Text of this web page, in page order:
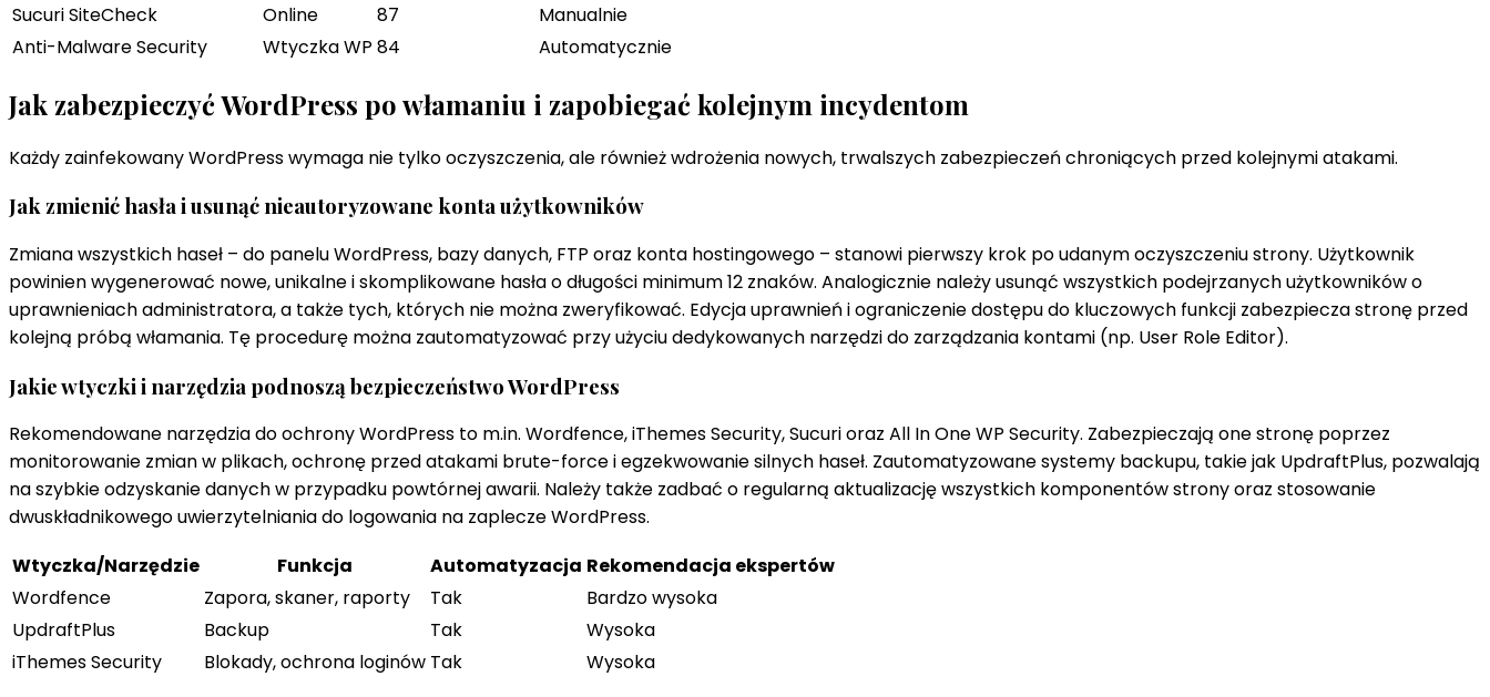
Sucuri SiteCheck
Online 87
Manualnie
Anti-Malware Security
Wtyczka WP 84 Automatycznie
Jak zabezpieczyć WordPress po włamaniu i zapobiegać kolejnym incydentom
Każdy zainfekowany WordPress wymaga nie tylko oczyszczenia, ale również wdrożenia nowych, trwalszych zabezpieczeń chroniących przed kolejnymi atakami.
Jak zmienić hasła i usunąć nieautoryzowane konta użytkowników
Zmiana wszystkich haseł – do panelu WordPress, bazy danych, FTP oraz konta hostingowego – stanowi pierwszy krok po udanym oczyszczeniu strony. Użytkownik
powinien wygenerować nowe, unikalne i skomplikowane hasła o długości minimum 12 znaków. Analogicznie należy usunąć wszystkich podejrzanych użytkowników o
uprawnieniach administratora, a także tych, których nie można zweryfikować. Edycja uprawnień i ograniczenie dostępu do kluczowych funkcji zabezpiecza stronę przed
kolejną próbą włamania. Tę procedurę można zautomatyzować przy użyciu dedykowanych narzędzi do zarządzania kontami (np. User Role Editor).
Jakie wtyczki i narzędzia podnoszą bezpieczeństwo WordPress
Rekomendowane narzędzia do ochrony WordPress to m.in. Wordfence, iThemes Security, Sucuri oraz All In One WP Security. Zabezpieczają one stronę poprzez
monitorowanie zmian w plikach, ochronę przed atakami brute-force i egzekwowanie silnych haseł. Zautomatyzowane systemy backupu, takie jak UpdraftPlus, pozwalają
na szybkie odzyskanie danych w przypadku powtórnej awarii. Należy także zadbać o regularną aktualizację wszystkich komponentów strony oraz stosowanie
dwuskładnikowego uwierzytelniania do logowania na zaplecze WordPress.
Wtyczka/Narzędzie
Funkcja Automatyzacja Rekomendacja ekspertów
Wordfence
Zapora, skaner, raporty Tak
Bardzo wysoka
UpdraftPlus
Backup Tak
Wysoka
iThemes Security
Blokady, ochrona loginów Tak Wysoka